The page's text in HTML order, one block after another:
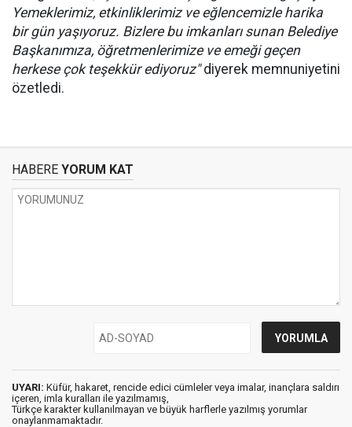
Yemeklerimiz, etkinliklerimiz ve eğlencemizle harika
bir gün yaşıyoruz. Bizlere bu imkanları sunan Belediye
Başkanımıza, öğretmenlerimize ve emeği geçen
herkese çok teşekkür ediyoruz"diyerek memnuniyetini
özetledi.
HABERE YORUM KAT
UYARI: Küfür, hakaret, rencide edici cümleler veya imalar, inançlara saldırı
içeren, imla kuralları ile yazılmamış,
Türkçe karakter kullanılmayan ve büyük harflerle yazılmış yorumlar
onaylanmamaktadır.